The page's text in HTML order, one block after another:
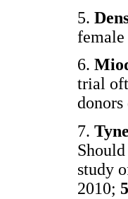
5.
female
6.
trial
donors
7.
study
2010;